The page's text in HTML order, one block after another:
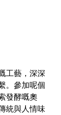
工藝，深深
。參加呢個
發酵嘅奧
統與人情味